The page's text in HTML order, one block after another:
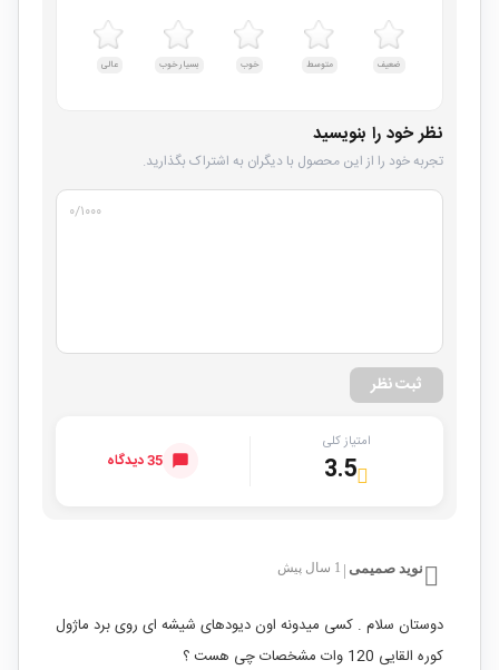
ضعیف متوسط خوب بسیار خوب عالی
نظر خود را بنویسید
تجربه خود را از این محصول با دیگران به اشتراک بگذارید.
۰/۱۰۰۰
ثبت نظر
امتیاز کلی
3.5 35 دیدگاه
نوید صمیمی 1 سال پیش
دوستان سلام . کسی میدونه اون دیودهای شیشه ای روی برد ماژول
کوره القایی 120 وات مشخصات چی هست ؟